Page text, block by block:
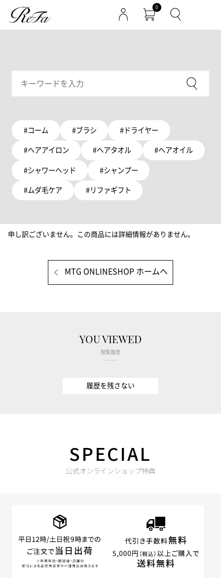
0
#コーム #ブラシ #ドライヤー
#ヘアアイロン #ヘアタオル #ヘアオイル
#シャワーヘッド #シャンプー
#ムダ毛ケア #リファギフト
申し訳ございません。この商品には詳細情報がありません。
MTG ONLINESHOP ホームへ
YOU VIEWED
閲覧履歴
履歴を残さない
SPECIAL
公式オンラインショップ特典